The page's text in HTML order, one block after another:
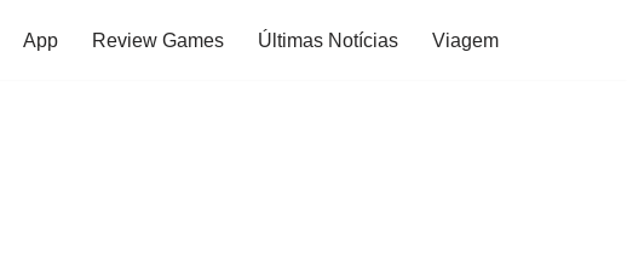
App Review Games Últimas Notícias Viagem